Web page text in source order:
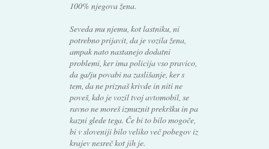
100% njegova žena.
Seveda mu njemu, kot lastniku, ni
potrebno prijavit, da je vozila žena,
ampak nato nastanejo dodatni
problemi, ker ima policija vso pravico,
da ga/ju povabi na zaslišanje, ker s
tem, da ne priznaš krivde in niti ne
poveš, kdo je vozil tvoj avtomobil, se
ravno ne moreš izmuznit prekršku in pa
kazni glede tega. Če bi to bilo mogoče,
bi v sloveniji bilo veliko več pobegov iz
krajev nesreč kot jih je.